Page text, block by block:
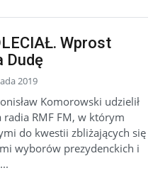
Wprost
Dudę
2019
Komorowski udzielił
RMF FM, w którym
do kwestii zbliżających się
wyborów prezydenckich i